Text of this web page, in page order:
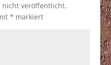
nicht veröffentlicht.
* markiert